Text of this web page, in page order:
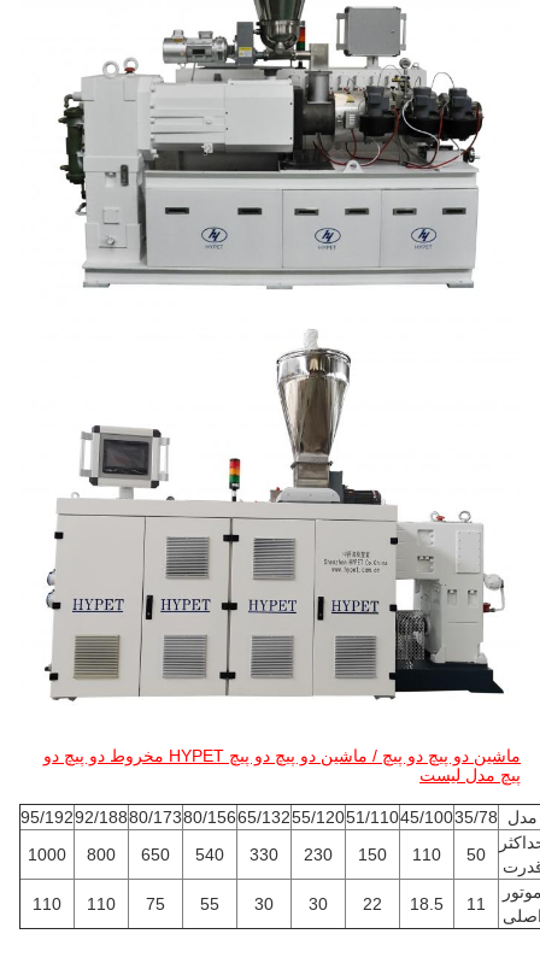
ماشین دو پیچ دو پیچ / ماشین دو پیچ دو پیچ HYPET مخروط دو پیچ دو
پیچ مدل لیست
35/78
45/100
51/110
55/120
65/132
80/156
80/173
92/188
95/192
50
110
150
230
330
540
650
800
1000
11
18.5
22
30
30
55
75
110
110